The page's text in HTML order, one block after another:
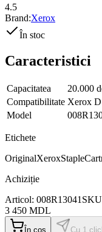
4.5
Brand:Xerox
În stoc
Caracteristici
Capacitatea
20.000
Compatibilitate Xerox
Model
Etichete
OriginalXeroxStaple
Achiziție
Articol: 008R13041
3 450 MDL
În coș Cu 1